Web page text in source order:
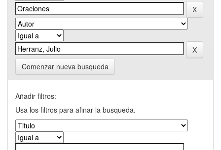
Comenzar nueva busqueda
Añadir filtros:
Usa los filtros para afinar la busqueda.